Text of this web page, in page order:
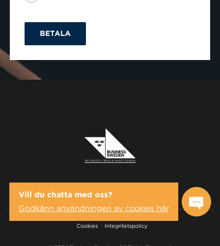
BETALA
Cookies Integritetspolicy
Vill du chatta med oss?
Godkänn användningen av cookies här